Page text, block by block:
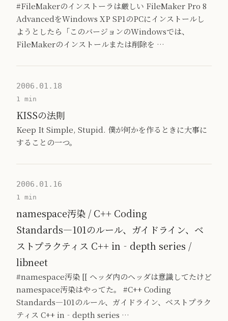
#FileMakerのインストーラは厳しい FileMaker Pro 8
AdvancedをWindows XP SP1のPCにインストールし
ようとしたら「このバージョンのWindowsでは、
FileMakerのインストールまたは削除を …
2006.01.18
1 min
KISSの法則
Keep It Simple, Stupid. 僕が何かを作るときに大事に
することの一つ。
2006.01.16
1 min
namespace汚染 / C++ Coding
Standards―101のルール、ガイドライン、ベ
ストプラクティス C++ in‐depth series /
libneet
#namespace汚染 [[ ヘッダ内のヘッダは意識してたけど
namespace汚染はやってた。 #C++ Coding
Standards―101のルール、ガイドライン、ベストプラク
ティス C++ in‐depth series …